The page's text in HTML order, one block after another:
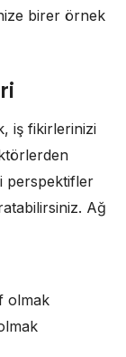
birer örnek
iş fikirlerinizi
perspektifler
Ağ
olmak